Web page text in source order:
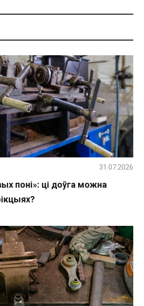
поні»: ці доўга можна
31.07.2026